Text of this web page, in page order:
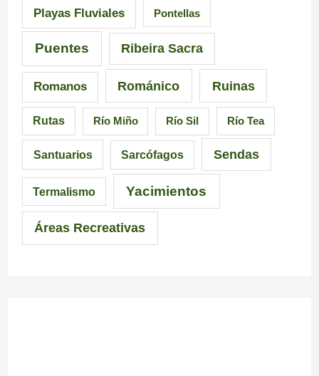
Playas Fluviales Pontellas
Puentes Ribeira Sacra
Romanos Románico Ruinas
Rutas Río Miño Río Sil Río Tea
Santuarios Sarcófagos Sendas
Termalismo Yacimientos
Áreas Recreativas
a
r
a
l
l
i
c
i
a